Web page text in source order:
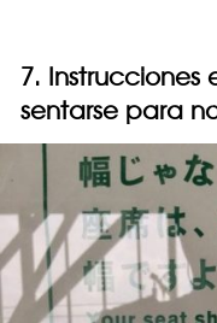
7.
sentarse para